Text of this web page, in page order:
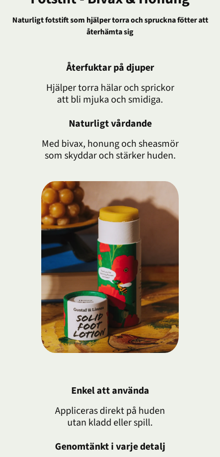
Naturligt fotstift som hjälper torra och spruckna fötter att
återhämta sig
Återfuktar på djuper
Hjälper torra hälar och sprickor
att bli mjuka och smidiga.
Naturligt vårdande
Med bivax, honung och sheasmör
som skyddar och stärker huden.
Enkel att använda
Appliceras direkt på huden
utan kladd eller spill.
Genomtänkt i varje detalj